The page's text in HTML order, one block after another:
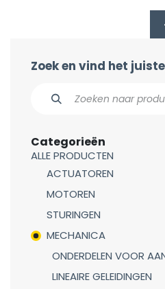
Zoek en vind het
Categorieën
ALLE PRODUCTEN
ACTUATOREN
MOTOREN
STURINGEN
MECHANICA
ONDERDELEN VOOR
LINEAIRE GELEIDINGEN